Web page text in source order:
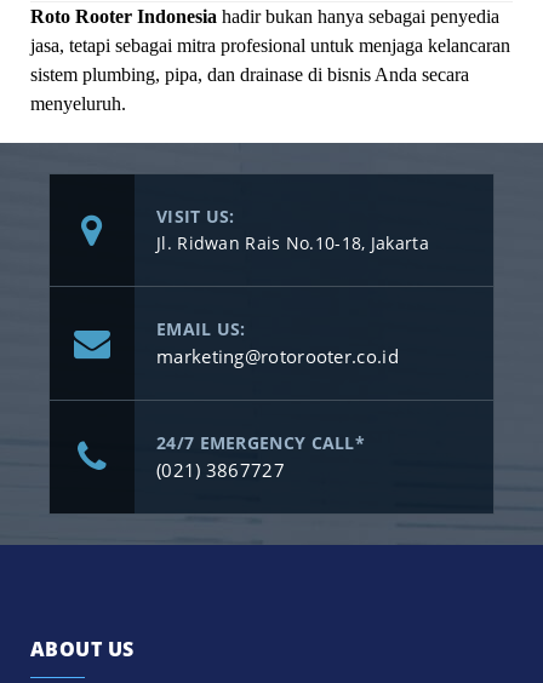
Roto Rooter Indonesia hadir bukan hanya sebagai penyedia
jasa, tetapi sebagai mitra profesional untuk menjaga kelancaran
sistem plumbing, pipa, dan drainase di bisnis Anda secara
menyeluruh.
VISIT US:
Jl. Ridwan Rais No.10-18, Jakarta
EMAIL US:
marketing@rotorooter.co.id
24/7 EMERGENCY CALL*
(021) 3867727
ABOUT US